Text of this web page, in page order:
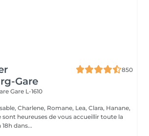
Gare
850
Gare L-1610
Charlene, Romane, Lea, Clara, Hanane,
sont heureuses de vous accueillir toute la
dans...